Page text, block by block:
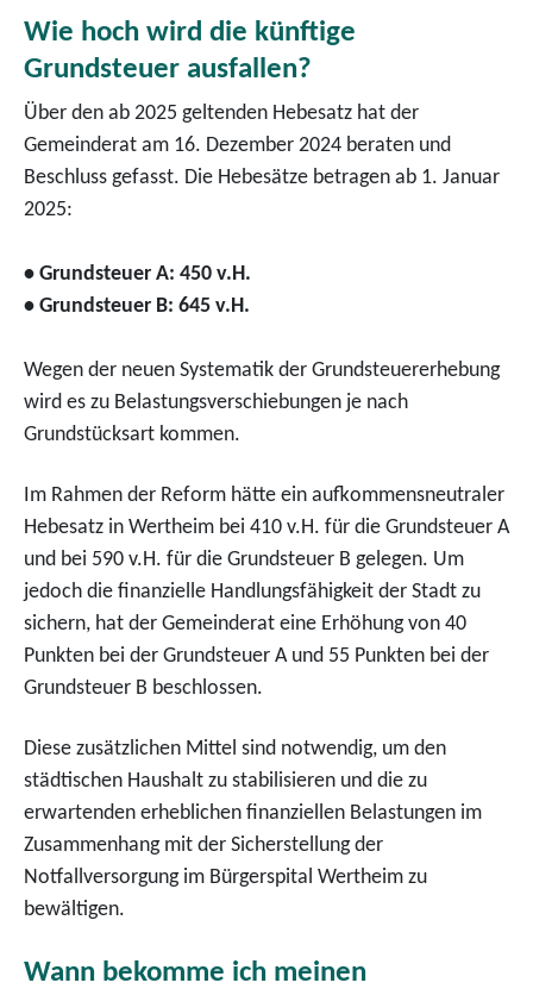
Wie hoch wird die künftige
Grundsteuer ausfallen?
Über den ab 2025 geltenden Hebesatz hat der
Gemeinderat am 16. Dezember 2024 beraten und
Beschluss gefasst. Die Hebesätze betragen ab 1. Januar
2025:
• Grundsteuer A: 450 v.H.
• Grundsteuer B: 645 v.H.
Wegen der neuen Systematik der Grundsteuererhebung
wird es zu Belastungsverschiebungen je nach
Grundstücksart kommen.
Im Rahmen der Reform hätte ein aufkommensneutraler
Hebesatz in Wertheim bei 410 v.H. für die Grundsteuer A
und bei 590 v.H. für die Grundsteuer B gelegen. Um
jedoch die finanzielle Handlungsfähigkeit der Stadt zu
sichern, hat der Gemeinderat eine Erhöhung von 40
Punkten bei der Grundsteuer A und 55 Punkten bei der
Grundsteuer B beschlossen.
Diese zusätzlichen Mittel sind notwendig, um den
städtischen Haushalt zu stabilisieren und die zu
erwartenden erheblichen finanziellen Belastungen im
Zusammenhang mit der Sicherstellung der
Notfallversorgung im Bürgerspital Wertheim zu
bewältigen.
Wann bekomme ich meinen